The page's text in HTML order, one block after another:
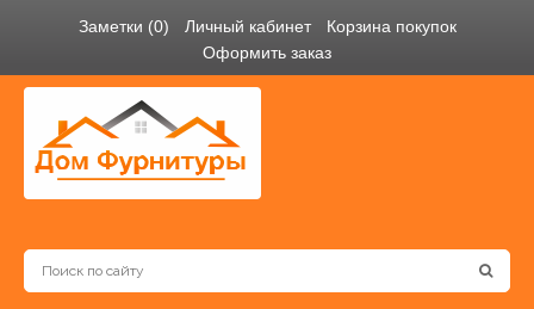
Заметки (0) Личный кабинет
Корзина покупок
Оформить заказ